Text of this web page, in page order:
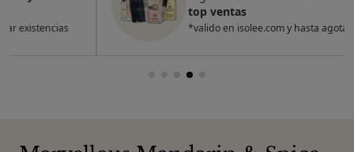
top ventas
*valido en isolee.com y hasta agotar existencias